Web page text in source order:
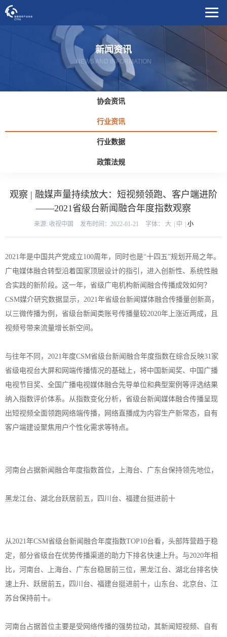
新闻资讯
NEWS AND INFORMATION
协会资讯
行业资讯
行业数据
政策法规
观察 | 融媒声量持续放大：短视频领跑、客户端进阶
——2021省级台新闻融合年度指数观察
来源: 收视中国 发布时间：2022-01-21 字体： 大 中 小
2021年是中国共产党成立100周年，同时也是“十四五”规划开局之年。
广电媒体融合转型沿着国家顶层设计的指引，进入创新性、系统性融
合实践的新阶段。这一年，省级广电机构新闻融合传播成效如何？
CSM媒介研究数据显示，2021年省级台新闻媒体融合传播量创新高，
以三微传播为例，省级台新闻类账号传播量较2020年上涨近两成，且
视频号带来流量增长新空间。
与往年不同，2021年度CSM省级台新闻融合年度指数在综合反映31家
省级电视台大屏和网端传播情况的基础上，将中国新闻奖、中国广播
电视节目奖、全国广播电视媒体融合先导单位和典型案例等评选结果
纳入指数评价体系。从指数变化分析，省级台新闻媒体融合传播呈现
出短视频全面领跑网络端传播，网络直播成为内容生产新常态，自有
客户端建设聚焦用户个性化需求等特点。
河南台占据新闻融合年度指数首位，上海台、广东台保持领先地位，
黑龙江台、湖北台跃居前五，四川台、福建台挺进前十
从2021年CSM省级台新闻融合年度指数TOP10台看，头部阵营趋于稳
定，部分省级台在优势传播渠道的助力下排名快速上升。与2020年相
比，河南台、上海台、广东台稳居前三位，黑龙江台、湖北台排名快
速上升、跃居前五，四川台、福建台挺进前十，山东台、北京台、江
苏台保持前十。
河南台占据首位主要是受网络传播的强势拉动，其新闻短视频、自有